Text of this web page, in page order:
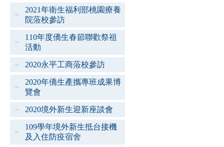
2021年衛生福利部桃園療養
院蒞校參訪
110年度僑生春節聯歡祭祖
活動
2020永平工商蒞校參訪
2020年僑生產攜專班成果博
覽會
2020境外新生迎新座談會
109學年境外新生抵台接機
及入住防疫宿舍